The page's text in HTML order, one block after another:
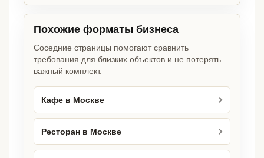
Похожие форматы бизнеса
Соседние страницы помогают сравнить
требования для близких объектов и не потерять
важный комплект.
Кафе в Москве
Ресторан в Москве